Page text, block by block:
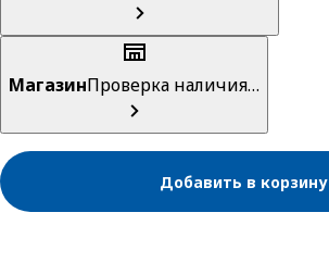
МагазинПроверка наличия…
Добавить в корзину